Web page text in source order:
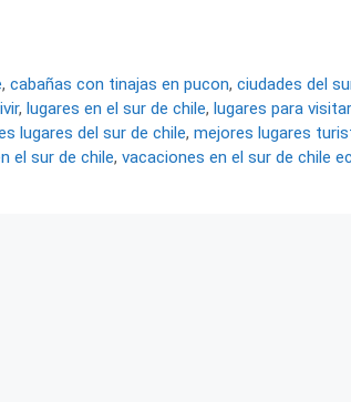
,cabañas con tinajas en pucon,ciudades del
, lugares en el sur de chile, lugares para
lugares del sur de chile, mejores lugares
el sur de chile, vacaciones en el sur de chile